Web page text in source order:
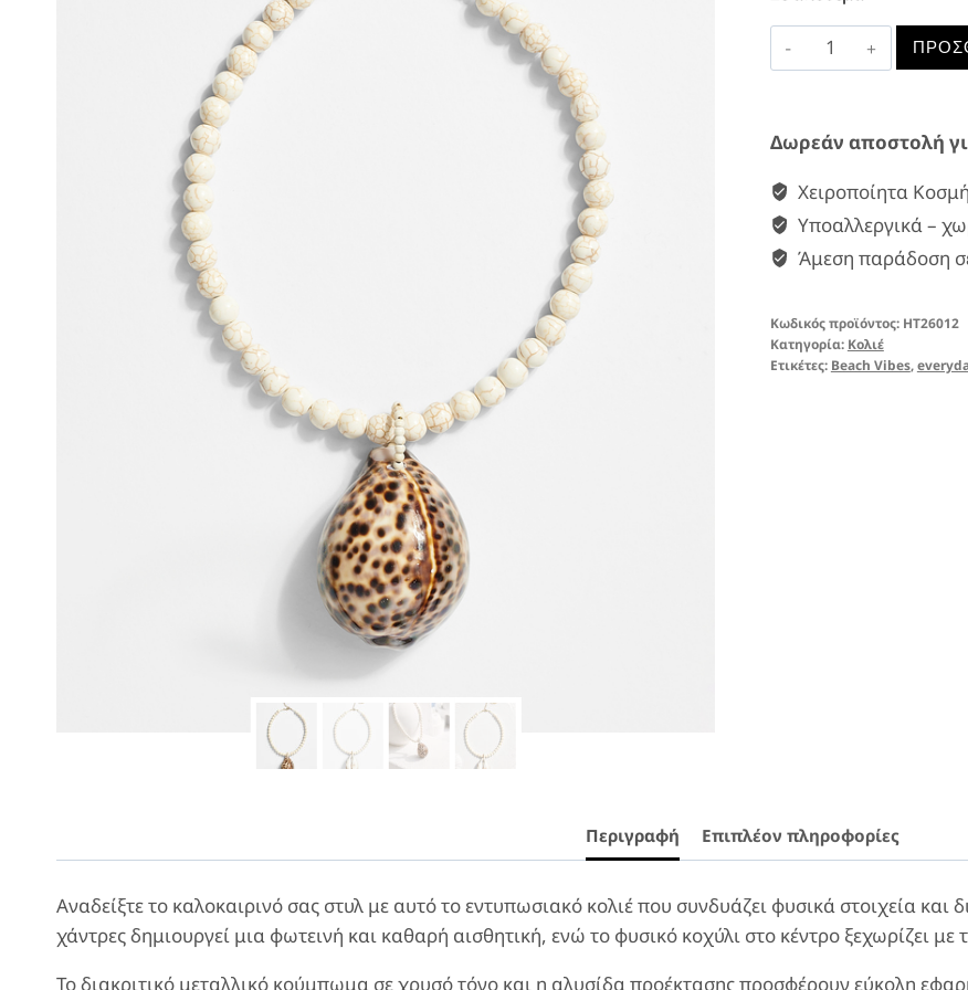
SUMMER
OCEAN
ποσότητα
Δωρεάν αποστολή
Χειροποίητα
Υποαλλεργικά –
Άμεση παράδοση
Κωδικός προϊόντος: HT26012
Κατηγορία: Κολιέ
Ετικέτες: Beach Vibes,
Περιγραφή Επιπλέον πληροφορίες
Αναδείξτε το καλοκαιρινό σας στυλ με αυτό το εντυπωσιακό κολιέ που συνδυάζει φυσικά στοιχεία
χάντρες δημιουργεί μια φωτεινή και καθαρή αισθητική, ενώ το φυσικό κοχύλι στο κέντρο ξεχωρίζει
Το διακριτικό μεταλλικό κούμπωμα σε χρυσό τόνο και η αλυσίδα προέκτασης προσφέρουν εύκολη